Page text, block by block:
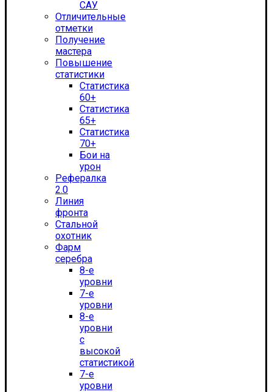
САУ
Отличительные
отметки
Получение
мастера
Повышение
статистики
Статистика
60+
Статистика
65+
Статистика
70+
Бои на
урон
Рефералка
2.0
Линия
фронта
Стальной
охотник
Фарм
серебра
8-е
уровни
7-е
уровни
8-е
уровни
с
высокой
статистикой
7-е
уровни